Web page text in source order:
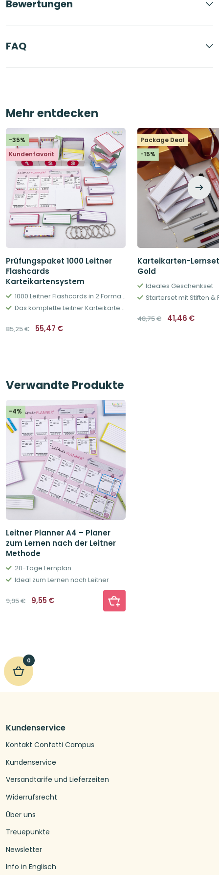
Bewertungen
FAQ
Mehr entdecken
-35%
Kundenfavorit
Prüfungspaket 1000 Leitner
Flashcards
Karteikartensystem
1000 Leitner Flashcards in 2 Formaten
Das komplette Leitner Karteikartensystem
85,25€ Ursprünglicher
Preis
55,47 €
Package Deal
-15%
Karteikarten-
Gold
Ideales Geschenkset
Starterset mit Stiften &
48,75€ Preis
41,46 €
Verwandte Produkte
-4%
Leitner Planner A4 – Planer
zum Lernen nach der Leitner
Methode
20-Tage Lernplan
Ideal zum Lernen nach Leitner
9,95€ Ursprünglicher
Preis
9,55 €
0
Kundenservice
Kontakt Confetti Campus
Kundenservice
Versandtarife und Lieferzeiten
Widerrufsrecht
Über uns
Treuepunkte
Newsletter
Info in Englisch